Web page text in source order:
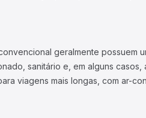
geralmente possuem
sanitário e, em alguns casos,
viagens mais longas, com ar-